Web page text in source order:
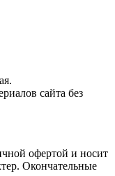
сайта без
офертой и носит
Окончательные